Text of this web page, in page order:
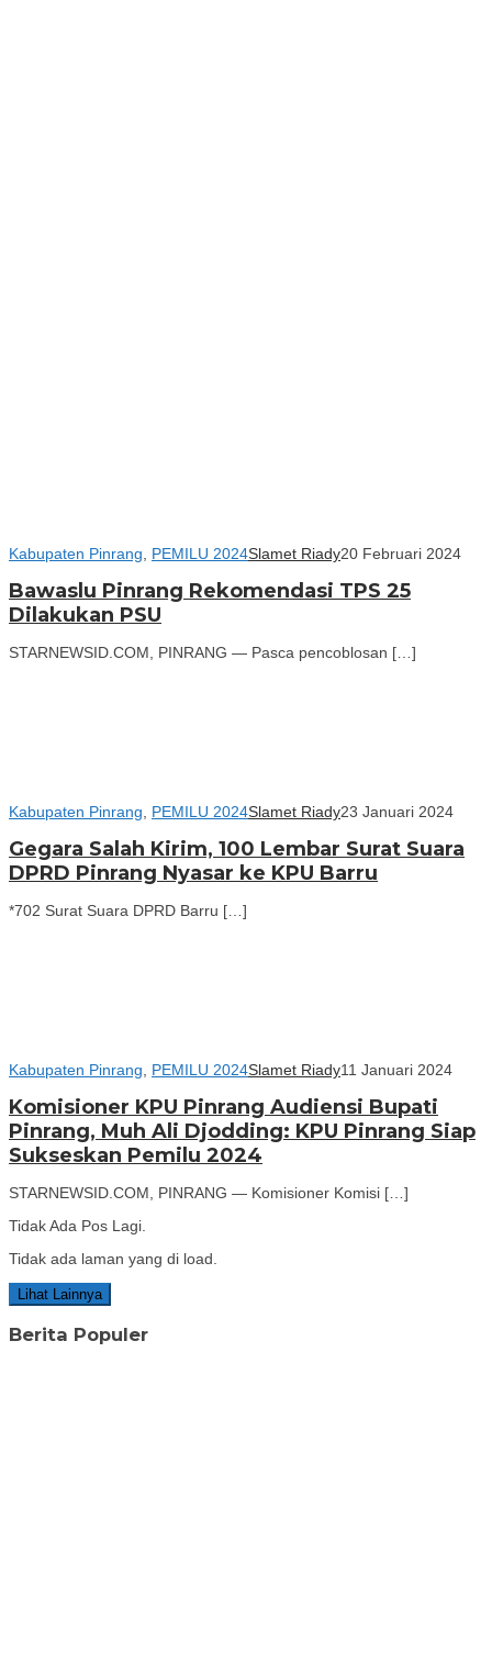
Kabupaten Pinrang PEMILU 2024Slamet Riady20 Februari 2024
Bawaslu Pinrang Rekomendasi TPS 25
Dilakukan PSU
STARNEWSID.COM, PINRANG — Pasca pencoblosan […]
Kabupaten Pinrang PEMILU 2024Slamet Riady23 Januari 2024
Gegara Salah Kirim, 100 Lembar Surat Suara
DPRD Pinrang Nyasar ke KPU Barru
*702 Surat Suara DPRD Barru […]
Kabupaten Pinrang PEMILU 2024Slamet Riady11 Januari 2024
Komisioner KPU Pinrang Audiensi Bupati
Pinrang, Muh Ali Djodding: KPU Pinrang Siap
Sukseskan Pemilu 2024
STARNEWSID.COM, PINRANG — Komisioner Komisi […]
Tidak Ada Pos Lagi.
Tidak ada laman yang di load.
Lihat Lainnya
Berita Populer